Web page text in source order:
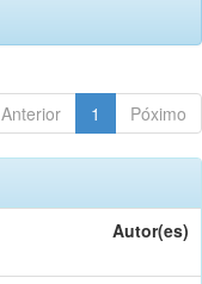
Anterior 1 Póximo
Autor(es)